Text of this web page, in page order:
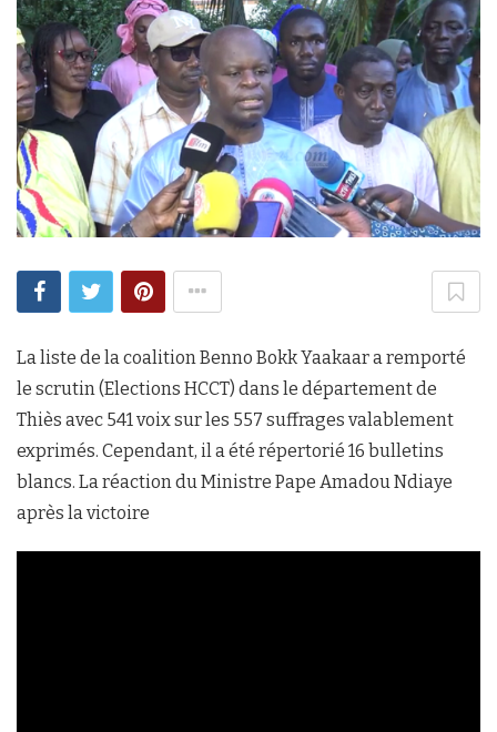
La liste de la coalition Benno Bokk Yaakaar a remporté
le scrutin (Elections HCCT) dans le département de
Thiès avec 541 voix sur les 557 suffrages valablement
exprimés. Cependant, il a été répertorié 16 bulletins
blancs. La réaction du Ministre Pape Amadou Ndiaye
après la victoire